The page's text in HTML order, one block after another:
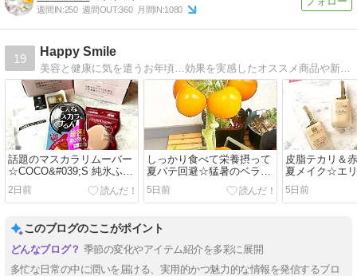
週間IN:250 週間OUT:360 月間IN:1080
19
Happy Smile
話題のマスカラリムーバー
☆COCO&#039;S 純氷ふわ
ふわかき氷 ドバイチョコ
2日前
しっかり食べて栄養摂って
夏バテ回避☆猛暑のベラン
ダ菜園でも何とか育ってる
5日前
皮脂テカリ＆
夏メイク☆エ
ャンペーン応募
5日前
このブログのここがポイント
季節の変化やアイテム紹介を多彩に展開
多忙な日常の中に潤いを届ける、実用的かつ魅力的な情報を発信するブロ